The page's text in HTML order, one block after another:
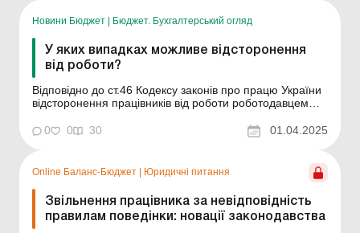
Новини Бюджет | Бюджет. Бухгалтерський огляд
У яких випадках можливе відсторонення
від роботи?
Відповідно до ст.46 Кодексу законів про працю України
відсторонення працівників від роботи роботодавцем
стані, у стані наркотичного або токсичного сп'яніння;
відмови або ухилення від обов'язкових медичних
0 0 30 01.04.2025
Online Баланс-Бюджет Юридичні питання
Звільнення працівника за невідповідність
правилам поведінки: новації законодавства